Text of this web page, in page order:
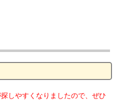
しやすくなりましたので、ぜひ